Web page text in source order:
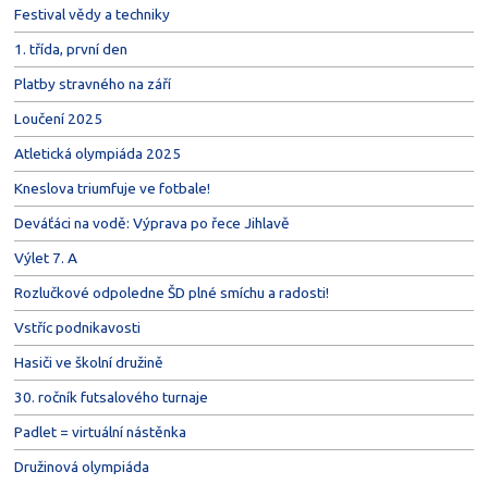
Festival vědy a techniky
1. třída, první den
Platby stravného na září
Loučení 2025
Atletická olympiáda 2025
Kneslova triumfuje ve fotbale!
Deváťáci na vodě: Výprava po řece Jihlavě
Výlet 7. A
Rozlučkové odpoledne ŠD plné smíchu a radosti!
Vstříc podnikavosti
Hasiči ve školní družině
30. ročník futsalového turnaje
Padlet = virtuální nástěnka
Družinová olympiáda